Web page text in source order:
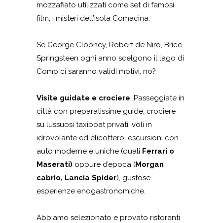
mozzafiato utilizzati come set di famosi
film, i misteri dell’isola Comacina.
Se George Clooney, Robert de Niro, Brice
Springsteen ogni anno scelgono il lago di
Como ci saranno validi motivi, no?
Visite guidate e crociere. Passeggiate in
città con preparatissime guide, crociere
su lussuosi taxiboat privati, voli in
idrovolante ed elicottero, escursioni con
auto moderne e uniche (quali Ferrari o
Maserati) oppure d’epoca (Morgan
cabrio, Lancia Spider), gustose
esperienze enogastronomiche.
Abbiamo selezionato e provato ristoranti